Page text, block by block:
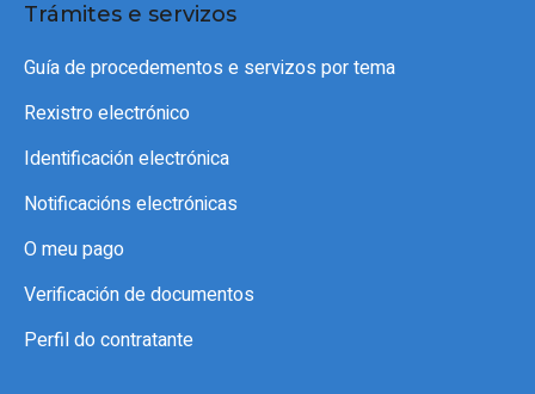
Trámites e servizos
Guía de procedementos e servizos por tema
Rexistro electrónico
Identificación electrónica
Notificacións electrónicas
O meu pago
Verificación de documentos
Perfil do contratante